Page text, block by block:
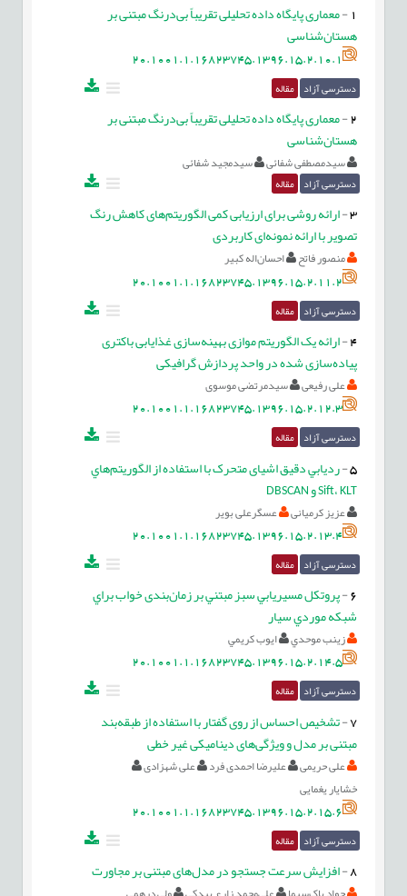
-معماری پایگاه داده تحلیلی تقریباً بی‌درنگ مبتنی بر
هستان‌شناسی
20.1001.1.16823745.1396.15.2.10.1
دسترسی آزاد مقاله
2
-معماری پایگاه داده تحلیلی تقریباً بی‌درنگ مبتنی بر
هستان‌شناسی
سیدمصطفی شفائی سیدمجید شفائی
دسترسی آزاد مقاله
3
-ارائه روشی برای ارزیابی کمی الگوریتم‌های کاهش رنگ
تصویر با ارائه نمونه‌ای کاربردی
منصور فاتح احسان‌اله کبیر
20.1001.1.16823745.1396.15.2.11.2
دسترسی آزاد مقاله
4
-ارائه یک الگوریتم موازی بهینه‌سازی غذایابی باکتری
پیاده‌سازی شده در واحد پردازش گرافیکی
علی رفیعی سیدمرتضی موسوی
20.1001.1.16823745.1396.15.2.12.3
دسترسی آزاد مقاله
5
-رديابي دقيق اشيای متحرک با استفاده از الگوريتم‌هاي
Sift، KLT و DBSCAN
عزیز کرمیانی عسگرعلی بویر
20.1001.1.16823745.1396.15.2.13.4
دسترسی آزاد مقاله
6
-پروتکل مسيريابي سبز مبتني بر زمان‌بندی خواب براي
شبکه‌ موردي سيار
زينب موحدي ايوب کريمي
20.1001.1.16823745.1396.15.2.14.5
دسترسی آزاد مقاله
7
-تشخیص احساس از روی گفتار با استفاده از طبقه‌بند
مبتنی بر مدل و ویژگی‌های دینامیکی غیر خطی
علی حریمی علیرضا احمدی فرد
علی شهزادی
خشایار یغمایی
20.1001.1.16823745.1396.15.2.15.6
دسترسی آزاد مقاله
8
-افزایش سرعت جستجو در مدل‌‌های مبتنی بر مجاورت